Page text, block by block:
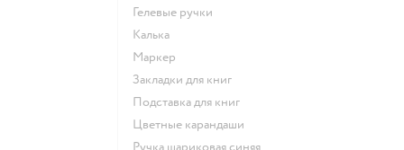
Гелевые ручки
Калька
Маркер
Закладки для книг
Подставка для книг
Цветные карандаши
Ручка шариковая синяя